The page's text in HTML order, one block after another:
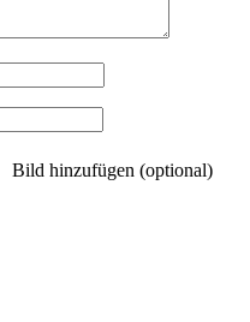
Bild hinzufügen (optional)